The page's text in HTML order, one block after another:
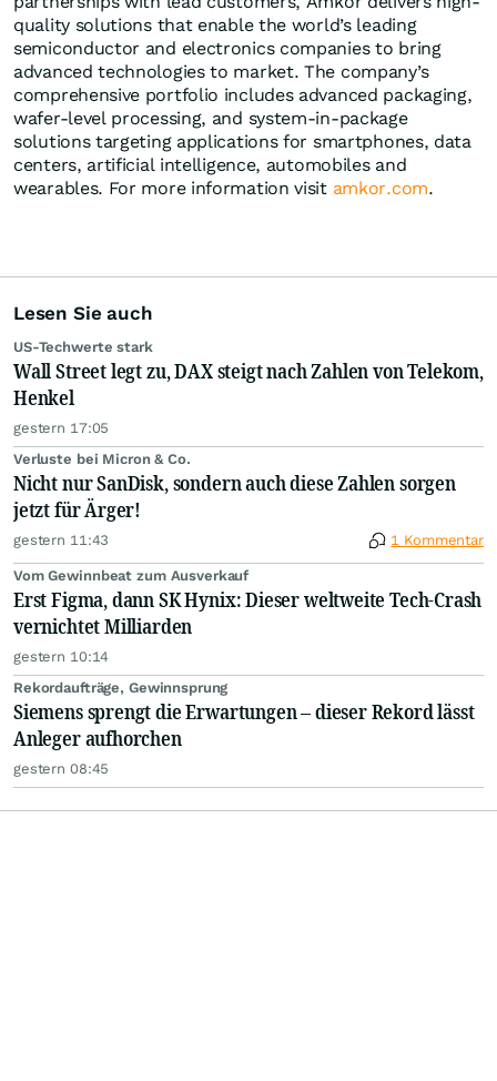
quality solutions that enable the world’s leading
semiconductor and electronics companies to bring
advanced technologies to market. The company’s
comprehensive portfolio includes advanced packaging,
wafer-level processing, and system-in-package
solutions targeting applications for smartphones, data
centers, artificial intelligence, automobiles and
wearables. For more information visit amkor.com.
Lesen Sie auch
US-Techwerte stark
Wall Street legt zu, DAX steigt nach Zahlen von Telekom,
Henkel
gestern 17:05
Verluste bei Micron & Co.
Nicht nur SanDisk, sondern auch diese Zahlen sorgen
jetzt für Ärger!
gestern 11:43 1 Kommentar
Vom Gewinnbeat zum Ausverkauf
Erst Figma, dann SK Hynix: Dieser weltweite Tech-Crash
vernichtet Milliarden
gestern 10:14
Rekordaufträge, Gewinnsprung
Siemens sprengt die Erwartungen – dieser Rekord lässt
Anleger aufhorchen
gestern 08:45